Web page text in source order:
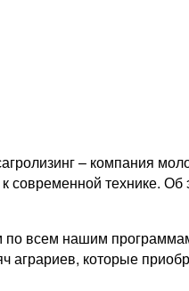
– компания
современной технике.
всем нашим
аграриев, которые